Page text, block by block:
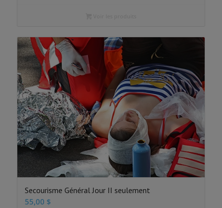
Secourisme Général Jour II seulement
55,00 $